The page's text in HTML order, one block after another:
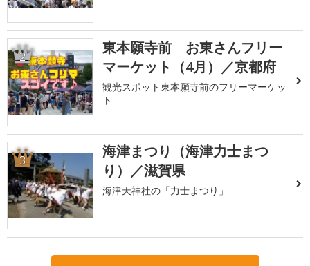
2
東本願寺前 お東さんフリー
マーケット（4月）／京都府
観光スポット東本願寺前のフリーマーケッ
ト
3
海津まつり（海津力士まつ
り）／滋賀県
海津天神社の「力士まつり」